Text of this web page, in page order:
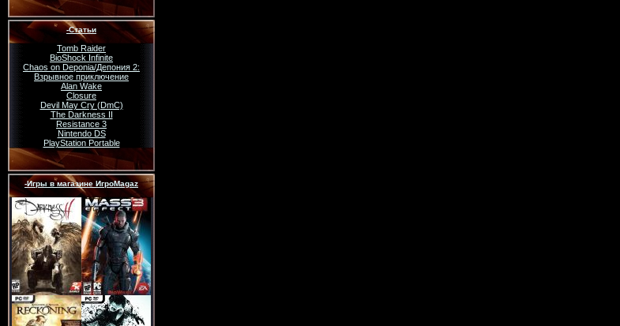
-Статьи
Tomb Raider
BioShock Infinite
Chaos on Deponia/Депония 2:
Взрывное приключение
Alan Wake
Closure
Devil May Cry (DmC)
The Darkness II
Resistance 3
Nintendo DS
PlayStation Portable
-Игры в магазине ИгроMagaz